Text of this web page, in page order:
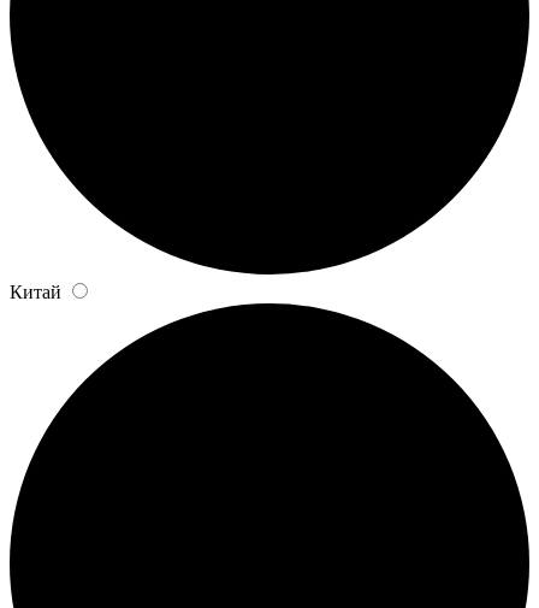
Китай